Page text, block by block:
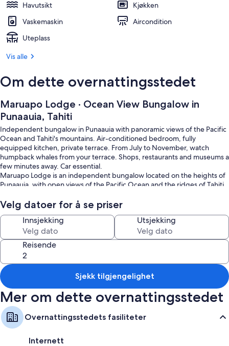
Havutsikt
Kjøkken
Vaskemaskin
Aircondition
Uteplass
Vis alle
Om dette overnattingsstedet
Maruapo Lodge · Ocean View Bungalow in
Punaauia, Tahiti
Independent bungalow in Punaauia with panoramic views of the Pacific
Ocean and Tahiti's mountains. Air-conditioned bedroom, fully
equipped kitchen, private terrace. From July to November, watch
humpback whales from your terrace. Shops, restaurants and museums a
few minutes away. Car essential.
Maruapo Lodge is an independent bungalow located on the heights of
Punaauia, with open views of the Pacific Ocean and the ridges of Tahiti.
The property features an air-conditioned bedroom with a king bed, a
living room with a sofa bed, a fully equipped kitchen and a bathroom.
The private terrace looks directly out over the ocean — perfect for
outdoor dining and, from July to November, for watching humpback
whales along the coast.
The property accommodates up to 4 guests. WiFi included, free
parking on site. Shops, restaurants and the Museum of Tahiti and the
Islands are a few minutes away by car.
A car is essential to make the most of your stay.
Velg datoer for å se priser
Innsjekking Utsjekking
Reisende
Sjekk tilgjengelighet
Mer om dette overnattingsstedet
Overnattingsstedets fasiliteter
Internett